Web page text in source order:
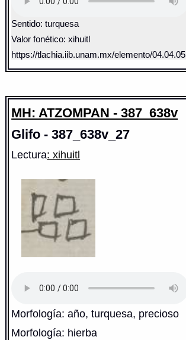
Sentido: turquesa
Valor fonético: xihuitl
https://tlachia.iib.unam.mx/elemento/04.04.05
MH: ATZOMPAN - 387_638v
Glifo - 387_638v_27
Lectura: xihuitl
Morfología: año, turquesa, precioso
Morfología: hierba